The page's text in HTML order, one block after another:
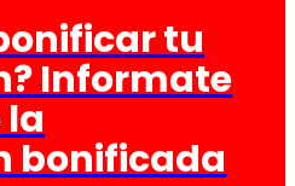
tu
Informate
la
bonificada